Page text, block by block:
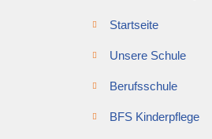
Startseite
Unsere Schule
Berufsschule
BFS Kinderpflege